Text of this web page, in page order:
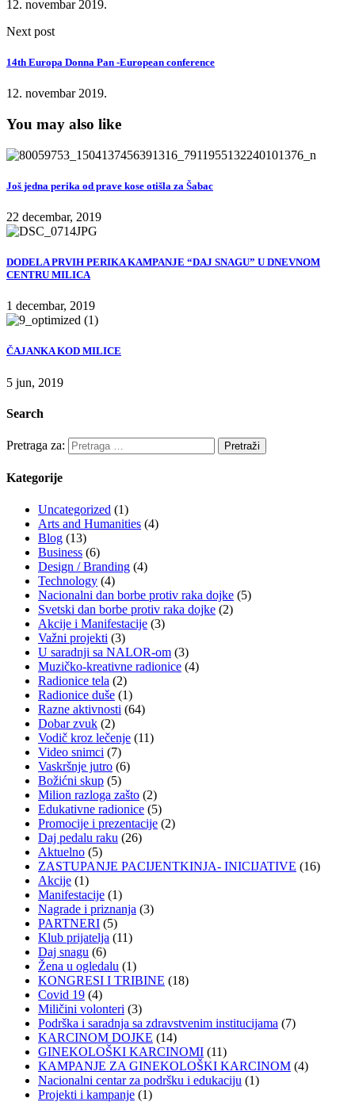
12. novembar 2019.
Next post
14th Europa Donna Pan -European conference
12. novembar 2019.
You may also like
Još jedna perika od prave kose otišla za Šabac
22 decembar, 2019
DODELA PRVIH PERIKA KAMPANJE “DAJ SNAGU” U DNEVNOM
CENTRU MILICA
1 decembar, 2019
ČAJANKA KOD MILICE
5 jun, 2019
Search
Pretraga za:
Kategorije
Uncategorized (1)
Arts and Humanities (4)
Blog (13)
Business (6)
Design / Branding (4)
Technology (4)
Nacionalni dan borbe protiv raka dojke (5)
Svetski dan borbe protiv raka dojke (2)
Akcije i Manifestacije (3)
Važni projekti (3)
U saradnji sa NALOR-om (3)
Muzičko-kreativne radionice (4)
Radionice tela (2)
Radionice duše (1)
Razne aktivnosti (64)
Dobar zvuk (2)
Vodič kroz lečenje (11)
Video snimci (7)
Vaskršnje jutro (6)
Božićni skup (5)
Milion razloga zašto (2)
Edukativne radionice (5)
Promocije i prezentacije (2)
Daj pedalu raku (26)
Aktuelno (5)
ZASTUPANJE PACIJENTKINJA- INICIJATIVE (16)
Akcije (1)
Manifestacije (1)
Nagrade i priznanja (3)
PARTNERI (5)
Klub prijatelja (11)
Daj snagu (6)
Žena u ogledalu (1)
KONGRESI I TRIBINE (18)
Covid 19 (4)
Miličini volonteri (3)
Podrška i saradnja sa zdravstvenim institucijama (7)
KARCINOM DOJKE (14)
GINEKOLOŠKI KARCINOMI (11)
KAMPANJE ZA GINEKOLOŠKI KARCINOM (4)
Nacionalni centar za podršku i edukaciju (1)
Projekti i kampanje (1)